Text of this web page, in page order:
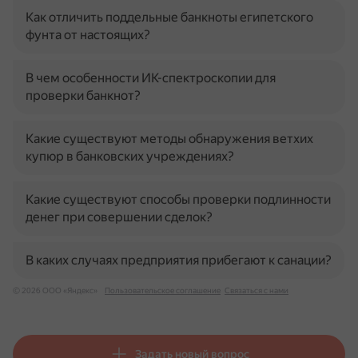
Как отличить поддельные банкноты египетского
фунта от настоящих?
В чем особенности ИК-спектроскопии для
проверки банкнот?
Какие существуют методы обнаружения ветхих
купюр в банковских учреждениях?
Какие существуют способы проверки подлинности
денег при совершении сделок?
В каких случаях предприятия прибегают к санации?
© 2026 ООО «Яндекс» Пользовательское соглашение Связаться с нами
Задать новый вопрос